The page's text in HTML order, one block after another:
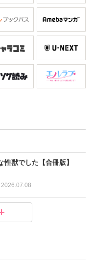
獣でした【合冊版】
2026.07.08
獣でした【合冊版】2
獣でした【合冊版】1